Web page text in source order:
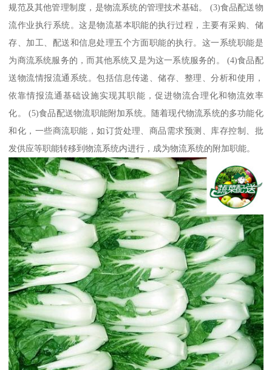
规范及其他管理制度，是物流系统的管理技术基础。 (3)食品配送物
流作业执行系统。这是物流基本职能的执行过程，主要有采购、储
存、加工、配送和信息处理五个方面职能的执行。这一系统职能是
为商流系统服务的，而其他系统又是为这一系统服务的。 (4)食品配
送物流情报流通系统。包括信息传递、储存、整理、分析和使用，
依靠情报流通基础设施实现其职能，促进物流合理化和物流效率
化。 (5)食品配送物流职能附加系统。随着现代物流系统的多功能化
和化，一些商流职能，如订货处理、商品需求预测、库存控制、批
发供应等职能转移到物流系统内进行，成为物流系统的附加职能。